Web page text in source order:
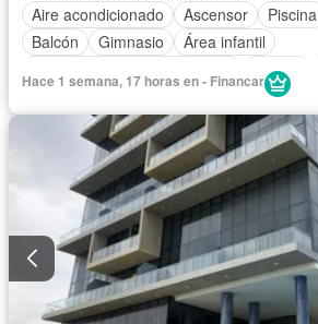
Aire acondicionado
Ascensor Piscina
Balcón
Gimnasio
Área infantil
Alarma
Cocina amoblada
Gas natural
Hace 1 semana, 17 horas en - Financar